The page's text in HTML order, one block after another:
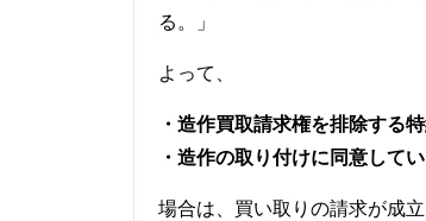
る。」
よって、
・造作買取請求権を排除する
・造作の取り付けに同意して
場合は、買い取りの請求が成立